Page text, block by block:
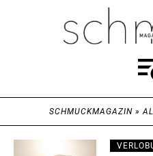
SCHMUCKMAGAZIN»